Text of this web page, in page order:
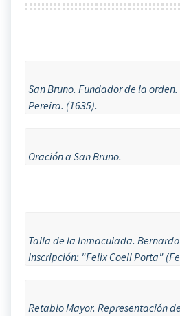
San Bruno. Fundador de la
Pereira. (1635).
Oración a San Bruno.
Talla de la Inmaculada.
Inscripción: "Felix Coeli Porta"
Retablo Mayor. Representación